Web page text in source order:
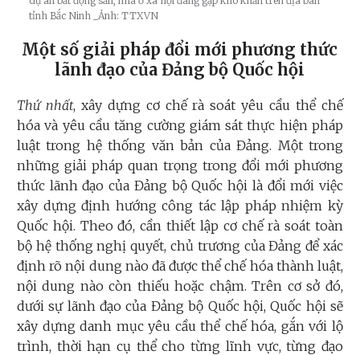
tỉnh Bắc Ninh _Ảnh: TTXVN
Một số giải pháp đổi mới phương thức
lãnh đạo của Đảng bộ Quốc hội
Thứ nhất, xây dựng cơ chế rà soát yêu cầu thể chế
hóa và yêu cầu tăng cường giám sát thực hiện pháp
luật trong hệ thống văn bản của Đảng. Một trong
những giải pháp quan trọng trong đổi mới phương
thức lãnh đạo của Đảng bộ Quốc hội là đổi mới việc
xây dựng định hướng công tác lập pháp nhiệm kỳ
Quốc hội. Theo đó, cần thiết lập cơ chế rà soát toàn
bộ hệ thống nghị quyết, chủ trương của Đảng để xác
định rõ nội dung nào đã được thể chế hóa thành luật,
nội dung nào còn thiếu hoặc chậm. Trên cơ sở đó,
dưới sự lãnh đạo của Đảng bộ Quốc hội, Quốc hội sẽ
xây dựng danh mục yêu cầu thể chế hóa, gắn với lộ
trình, thời hạn cụ thể cho từng lĩnh vực, từng đạo